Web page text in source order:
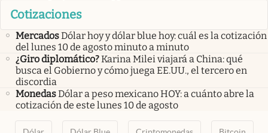
Cotizaciones
MercadosDólar hoy y dólar blue hoy: cuál es la cotización
del lunes 10 de agosto minuto a minuto
¿Giro diplomático?Karina Milei viajará a China: qué
busca el Gobierno y cómo juega EE.UU., el tercero en
discordia
MonedasDólar a peso mexicano HOY: a cuánto abre la
cotización de este lunes 10 de agosto